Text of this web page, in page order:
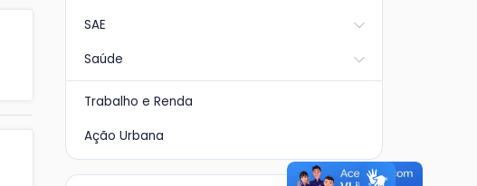
SAE
Saúde
Trabalho e Renda
Ação Urbana